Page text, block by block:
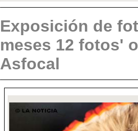
Exposición de
meses 12 fotos'
Asfocal